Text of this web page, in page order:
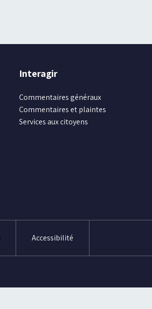
Interagir
Commentaires généraux
Commentaires et plaintes
Services aux citoyens
Accessibilité